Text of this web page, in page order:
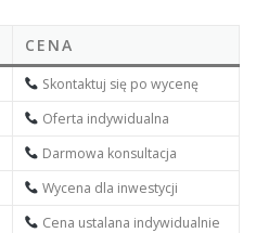
CENA
Skontaktuj się po wycenę
Oferta indywidualna
Darmowa konsultacja
Wycena dla inwestycji
Cena ustalana indywidualnie